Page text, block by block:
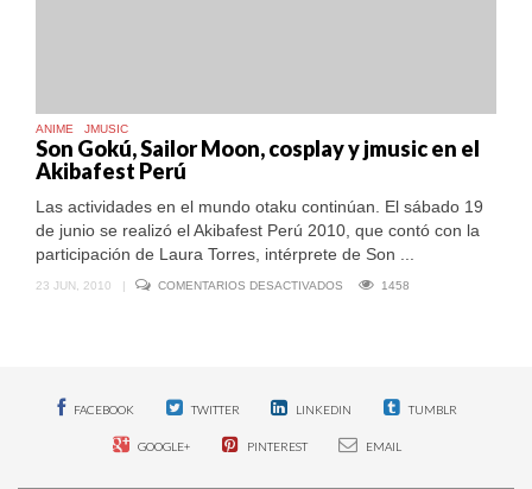
ANIME JMUSIC
Son Gokú, Sailor Moon, cosplay y jmusic en el
Akibafest Perú
Las actividades en el mundo otaku continúan. El sábado 19
de junio se realizó el Akibafest Perú 2010, que contó con la
participación de Laura Torres, intérprete de Son ...
23 JUN, 2010 | COMENTARIOS DESACTIVADOS
EN
AKIBAFEST
1458
FACEBOOK TWITTER LINKEDIN TUMBLR
GOOGLE+ PINTEREST EMAIL